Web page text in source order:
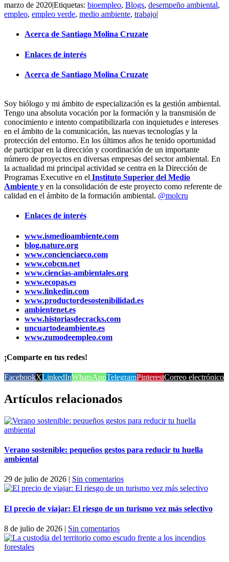
marzo de 2020|Etiquetas: bioempleo, Blogs, desempeño ambiental,
empleo, empleo verde, medio ambiente, trabajo|
Acerca de Santiago Molina Cruzate
Enlaces de interés
Acerca de Santiago Molina Cruzate
Soy biólogo y mi ámbito de especialización es la gestión ambiental.
Tengo una absoluta vocación por la formación y la transmisión de
conocimiento e intento compatibilizarla con inquietudes e intereses
en el ámbito de la comunicación, las nuevas tecnologías y la
protección del entorno. En los últimos años he tenido oportunidad
de participar en la dirección y coordinación de un importante
número de proyectos en diversas empresas del sector ambiental. En
la actualidad mi principal actividad se centra en la Dirección de
Programas Executive en el Instituto Superior del Medio
Ambiente y en la consolidación de este proyecto como referente de
calidad en el ámbito de la formación ambiental. @molcru
Enlaces de interés
www.ismedioambiente.com
blog.nature.org
www.concienciaeco.com
www.cobcm.net
www.ciencias-ambientales.org
www.ecopas.es
www.linkedin.com
www.productordesostenibilidad.es
ambientenet.es
www.historiasdecracks.com
uncuartodeambiente.es
www.zumodeempleo.com
¡Comparte en tus redes!
FacebookXLinkedInWhatsAppTelegramPinterestCorreo electrónico
Artículos relacionados
Verano sostenible: pequeños gestos para reducir tu huella
ambiental
29 de julio de 2026 Sin comentarios
El precio de viajar: El riesgo de un turismo vez más selectivo
8 de julio de 2026 | Sin comentarios